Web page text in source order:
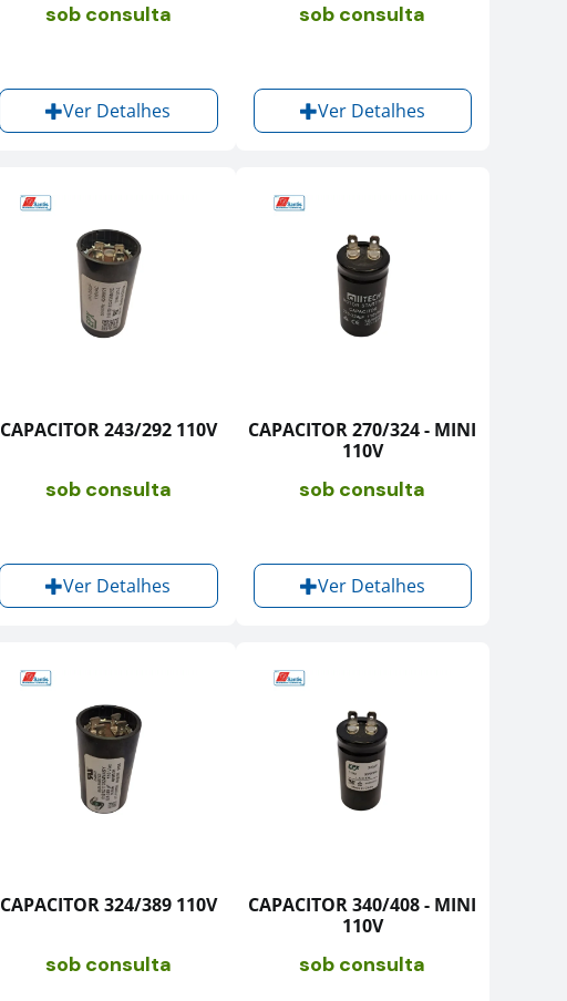
sob consulta
Ver Detalhes
sob consulta
Ver Detalhes
CAPACITOR 243/292 110V
sob consulta
Ver Detalhes
CAPACITOR 270/324 - MINI
110V
sob consulta
Ver Detalhes
CAPACITOR 324/389 110V
sob consulta
CAPACITOR 340/408 - MINI
110V
sob consulta